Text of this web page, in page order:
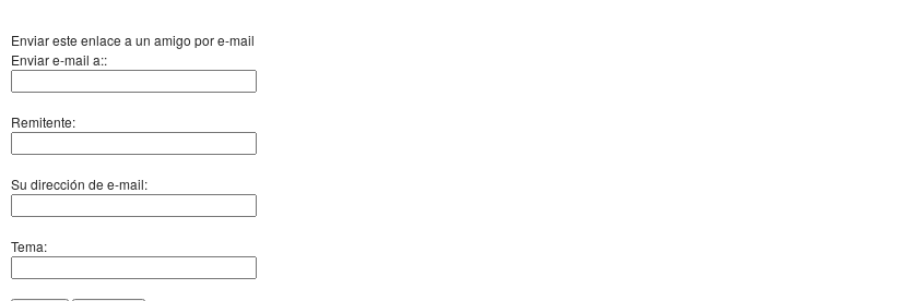
Enviar este enlace a un amigo por e-mail
Enviar e-mail a::
Remitente:
Su dirección de e-mail:
Tema: